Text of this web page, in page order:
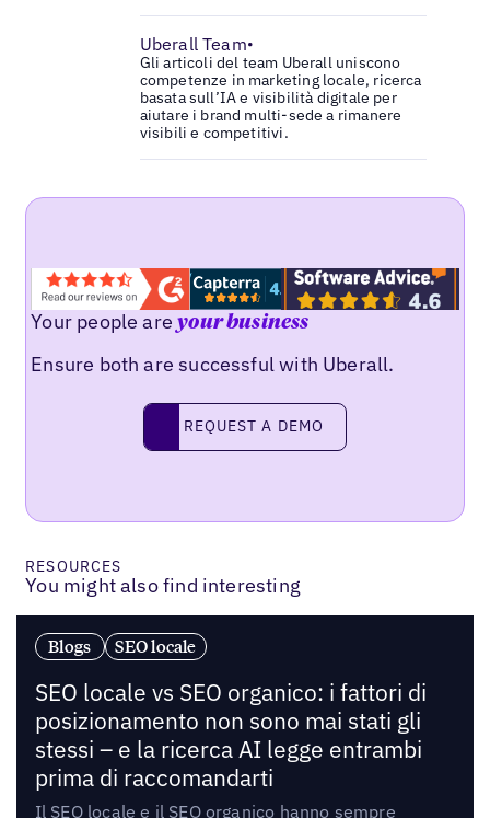
Uberall Team•
Gli articoli del team Uberall uniscono
competenze in marketing locale, ricerca
basata sull’IA e visibilità digitale per
aiutare i brand multi-sede a rimanere
visibili e competitivi.
Your people areyour business
Ensure both are successful with Uberall.
Request a demo
REQUEST A DEMO
RESOURCES
You might also find interesting
Blogs SEO locale
SEO locale vs SEO organico: i fattori di
posizionamento non sono mai stati gli
stessi – e la ricerca AI legge entrambi
prima di raccomandarti
Il SEO locale e il SEO organico hanno sempre